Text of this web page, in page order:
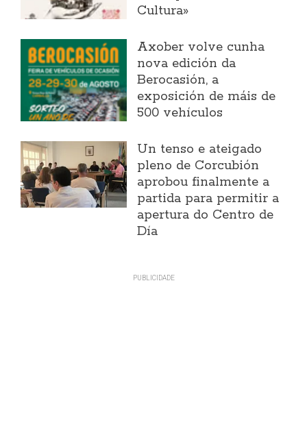
Cultura»
Axober volve cunha
nova edición da
Berocasión, a
exposición de máis de
500 vehículos
Un tenso e ateigado
pleno de Corcubión
aprobou finalmente a
partida para permitir a
apertura do Centro de
Día